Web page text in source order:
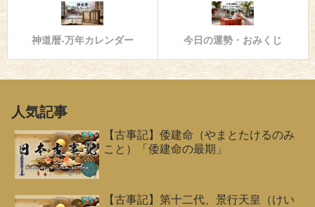
神道暦-万年カレンダー 今日の運勢・おみくじ
人気記事
【古事記】倭建命（やまとたけるのみ
こと）「倭建命の最期」
【古事記】第十二代、景行天皇（けい